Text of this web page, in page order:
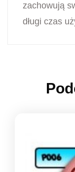
zachowują
długi czas